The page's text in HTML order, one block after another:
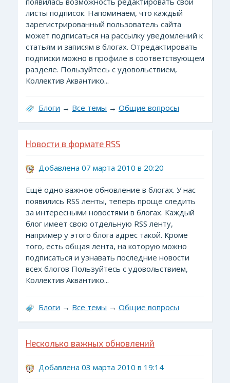
листы подписок. Напоминаем, что каждый
зарегистрированный пользователь сайта
может подписаться на рассылку уведомлений к
статьям и записям в блогах. Отредактировать
подписки можно в профиле в соответствующем
разделе. Пользуйтесь с удовольствием,
Коллектив Аквантико...
Блоги → Все темы → Общие вопросы
Новости в формате RSS
Добавлена 07 марта 2010 в 20:20
Ещё одно важное обновление в блогах. У нас
появились RSS ленты, теперь проще следить
за интересными новостями в блогах. Каждый
блог имеет свою отдельную RSS ленту,
например у этого блога адрес такой. Кроме
того, есть общая лента, на которую можно
подписаться и узнавать последние новости
всех блогов Пользуйтесь с удовольствием,
Коллектив Аквантико...
Блоги → Все темы → Общие вопросы
Несколько важных обновлений
Добавлена 03 марта 2010 в 19:14